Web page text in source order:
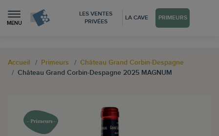
MENU
LES VENTES
PRIVÉES
LA CAVE PRIMEURS
Accueil Primeurs
Château Grand Corbin-Despagne
Château Grand Corbin-Despagne 2025 MAGNUM